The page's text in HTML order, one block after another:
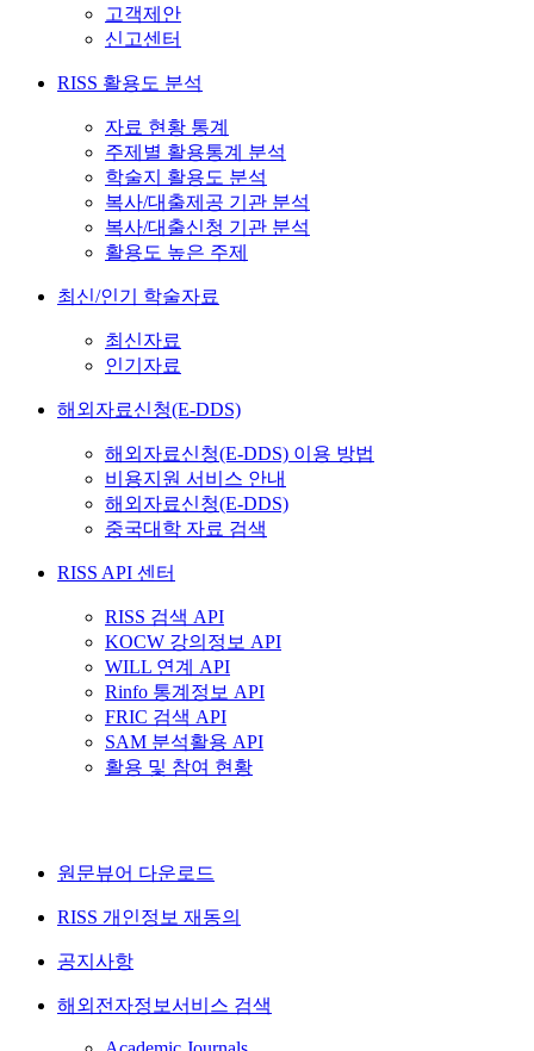
고객제안
신고센터
RISS 활용도 분석
자료 현황 통계
주제별 활용통계 분석
학술지 활용도 분석
복사/대출제공 기관 분석
복사/대출신청 기관 분석
활용도 높은 주제
최신/인기 학술자료
최신자료
인기자료
해외자료신청(E-DDS)
해외자료신청(E-DDS) 이용 방법
비용지원 서비스 안내
해외자료신청(E-DDS)
중국대학 자료 검색
RISS API 센터
RISS 검색 API
KOCW 강의정보 API
WILL 연계 API
Rinfo 통계정보 API
FRIC 검색 API
SAM 분석활용 API
활용 및 참여 현황
원문뷰어 다운로드
RISS 개인정보 재동의
공지사항
해외전자정보서비스 검색